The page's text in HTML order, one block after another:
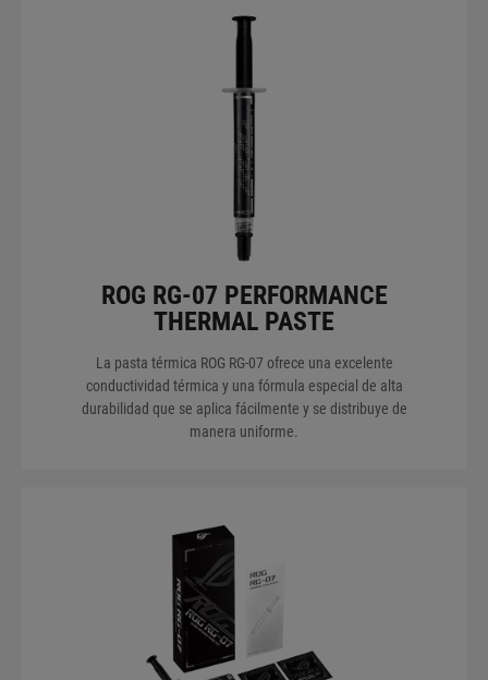
ROG RG-07 PERFORMANCE
THERMAL PASTE
La pasta térmica ROG RG-07 ofrece una excelente
conductividad térmica y una fórmula especial de alta
durabilidad que se aplica fácilmente y se distribuye de
manera uniforme.